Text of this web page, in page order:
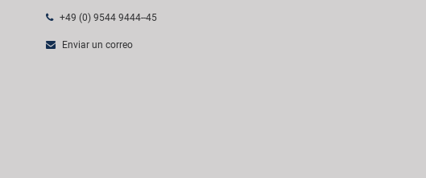
+49 (0) 9544 9444--45
Enviar un correo